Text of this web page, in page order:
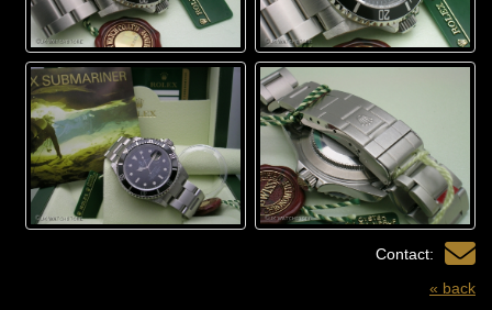
Contact:
« back